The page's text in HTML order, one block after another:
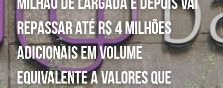
repassar até R$ 4 milhões
adicionais em volume
equivalente a valores que